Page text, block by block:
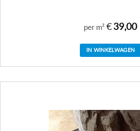
per m² €39,00
IN WINKELWAGEN